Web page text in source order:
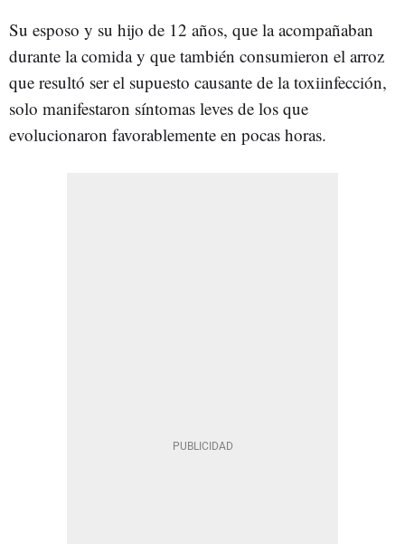
Su esposo y su hijo de 12 años, que la acompañaban
durante la comida y que también consumieron el arroz
que resultó ser el supuesto causante de la toxiinfección,
solo manifestaron síntomas leves de los que
evolucionaron favorablemente en pocas horas.